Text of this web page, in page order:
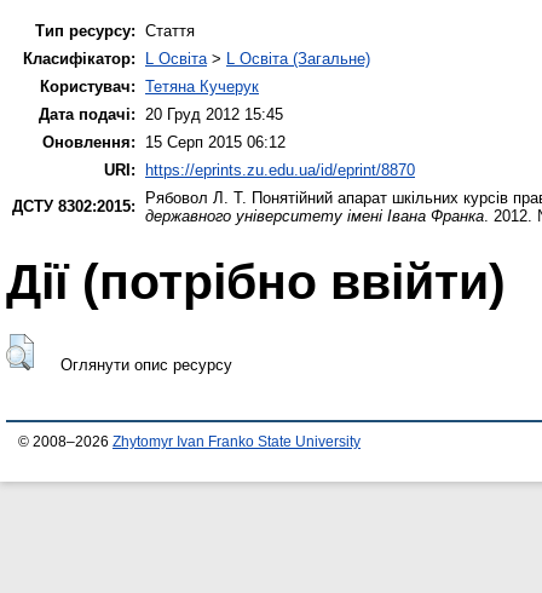
Тип ресурсу: Стаття
Класифікатор:
L Освіта > L Освіта (Загальне)
Користувач: Тетяна Кучерук
Дата подачі:
20 Груд 2012 15:45
Оновлення:
15 Серп 2015 06:12
URI: https://eprints.zu.edu.ua/id/eprint/8870
ДСТУ 8302:2015:
Рябовол Л. Т. Понятійний апарат шкільних курсів
державного університету імені Івана Франка .
Дії ​​(потрібно ввійти)
Оглянути опис ресурсу
© 2008–2026 Zhytomyr Ivan Franko State University